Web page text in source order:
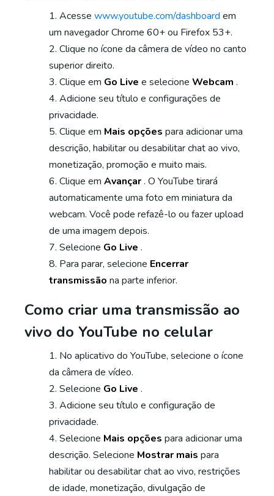
Acesse www.youtube.com/dashboard em
um navegador Chrome 60+ ou Firefox 53+.
Clique no ícone da câmera de vídeo no canto
superior direito.
Clique em Go Live e selecione Webcam .
Adicione seu título e configurações de
privacidade.
Clique em Mais opções para adicionar uma
descrição, habilitar ou desabilitar chat ao vivo,
monetização, promoção e muito mais.
Clique em Avançar. O YouTube tirará
automaticamente uma foto em miniatura da
webcam. Você pode refazê-lo ou fazer upload
de uma imagem depois.
Selecione Go Live .
Para parar, selecione Encerrar
transmissão na parte inferior.
Como criar uma transmissão ao
vivo do YouTube no celular
No aplicativo do YouTube, selecione o ícone
da câmera de vídeo.
Selecione Go Live .
Adicione seu título e configuração de
privacidade.
Selecione Mais opções para adicionar uma
descrição. Selecione Mostrar mais para
habilitar ou desabilitar chat ao vivo, restrições
de idade, monetização, divulgação de